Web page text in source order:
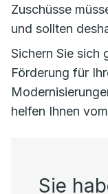
Zuschüsse
und sollten
Sichern Sie sich
Förderung für
helfen Ihnen
Sie